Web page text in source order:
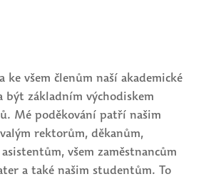
ke všem členům naší akademické
být základním východiskem
Mé poděkování patří našim
rektorům, děkanům,
všem zaměstnancům
a také našim studentům. To